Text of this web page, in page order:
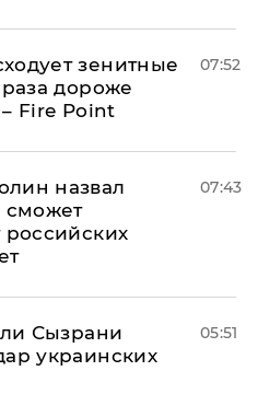
зенитные
дороже
Fire Point
07:52
назвал
сможет
российских
07:43
Сызрани
украинских
05:51